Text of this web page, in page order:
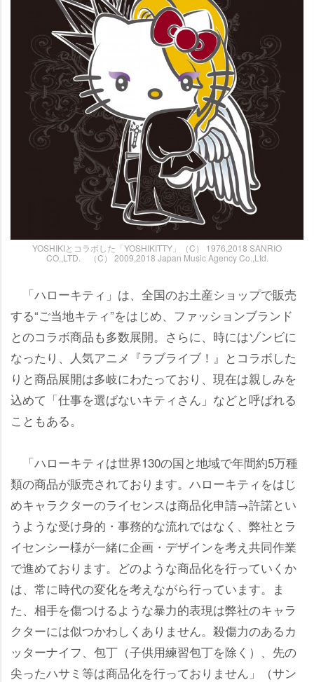
YOSHIKIとコラボした「YOSHIKITTY」（C） 1976,2018 SANRIO
CO.,LTD. （C） 2009,2018 Japan Music Agency Co.,Ltd.
「ハローキティ」は、全国のお土産ショップで販売
する“ご当地キティ”をはじめ、ファッションブランド
とのコラボ商品も多数展開。さらに、時にはゾンビに
なったり、人気アニメ『ラブライブ！』とコラボした
りと商品展開は多岐にわたっており、現在は親しみを
込めて「仕事を選ばないキティさん」などと呼ばれる
こともある。
「ハローキティは世界130の国と地域で年間約5万種
類の商品が販売されております。ハローキティをはじ
めキャラクターのライセンスは商品化申請→許諾とい
うような受け身的・事務的な流れではなく、弊社とラ
イセンシー様が一緒に企画・デザインを考え共同作業
で進めております。どのような商品化を行っていくか
は、常に時代の変化を考えながら行っています。ま
た、相手を傷つけるような暴力的表現は弊社のキャラ
クターには似つかわしくありません。殺傷力のあるカ
ッターナイフ、包丁（子供用練習包丁を除く）、先の
尖ったハサミ等は商品化を行っておりません」（サン